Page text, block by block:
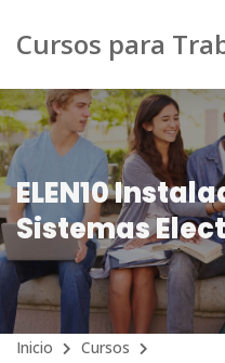
Cursos para
ELEN10
Sistemas
Inicio
Cursos